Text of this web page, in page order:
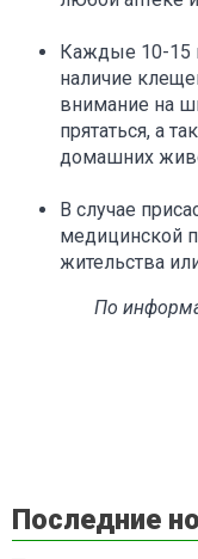
Каждые 10-15
наличие
внимание на
прятаться, а
домашних
В случае
медицинской
жительства
По
Последние